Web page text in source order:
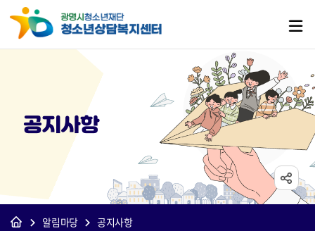
공지사항
알림마당 공지사항